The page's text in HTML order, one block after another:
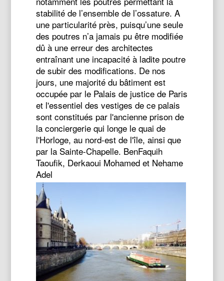
stabilité de l’ensemble de l’ossature. A
une particularité près, puisqu’une seule
des poutres n’a jamais pu être modifiée
dû à une erreur des architectes
entraînant une incapacité à ladite poutre
de subir des modifications. De nos
jours, une majorité du bâtiment est
occupée par le Palais de justice de Paris
et l'essentiel des vestiges de ce palais
sont constitués par l'ancienne prison de
la conciergerie qui longe le quai de
l'Horloge, au nord-est de l'île, ainsi que
par la Sainte-Chapelle. BenFaquih
Taoufik, Derkaoui Mohamed et Nehame
Adel